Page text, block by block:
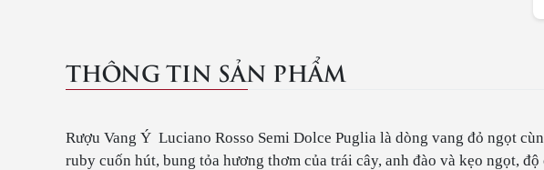
THÔNG TIN SẢN PHẨM
Rượu Vang Ý Luciano Rosso Semi Dolce Puglia là dòng vang đỏ ngọt
ruby cuốn hút, bung tỏa hương thơm của trái cây, anh đào và kẹo ngọt,